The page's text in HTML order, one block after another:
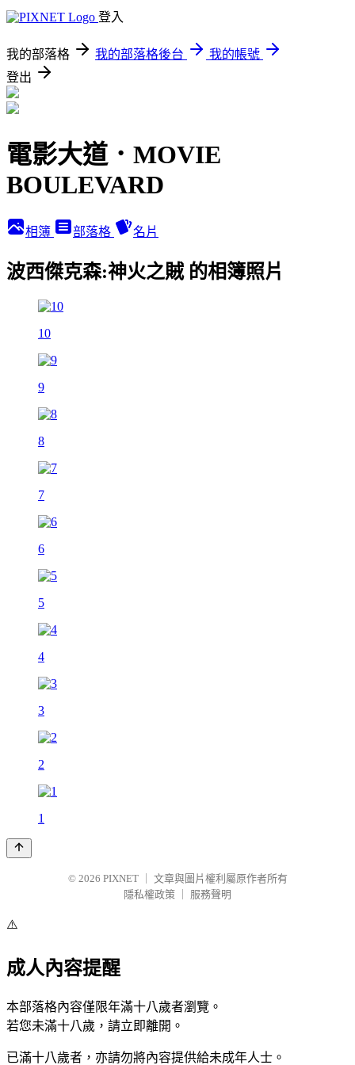
登入
我的部落格 我的部落格後台
我的帳號
登出
電影大道．MOVIE
BOULEVARD
相簿 部落格 名片
波西傑克森:神火之賊 的相簿照片
10
9
8
7
6
5
4
3
2
1
© 2026 PIXNET
文章與圖片權利屬原作者所有
隱私權政策
服務聲明
⚠️
成人內容提醒
本部落格內容僅限年滿十八歲者瀏覽。
若您未滿十八歲，請立即離開。
已滿十八歲者，亦請勿將內容提供給未成年人士。